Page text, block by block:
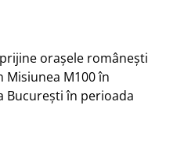
orașele românești
M100 în
București în perioada